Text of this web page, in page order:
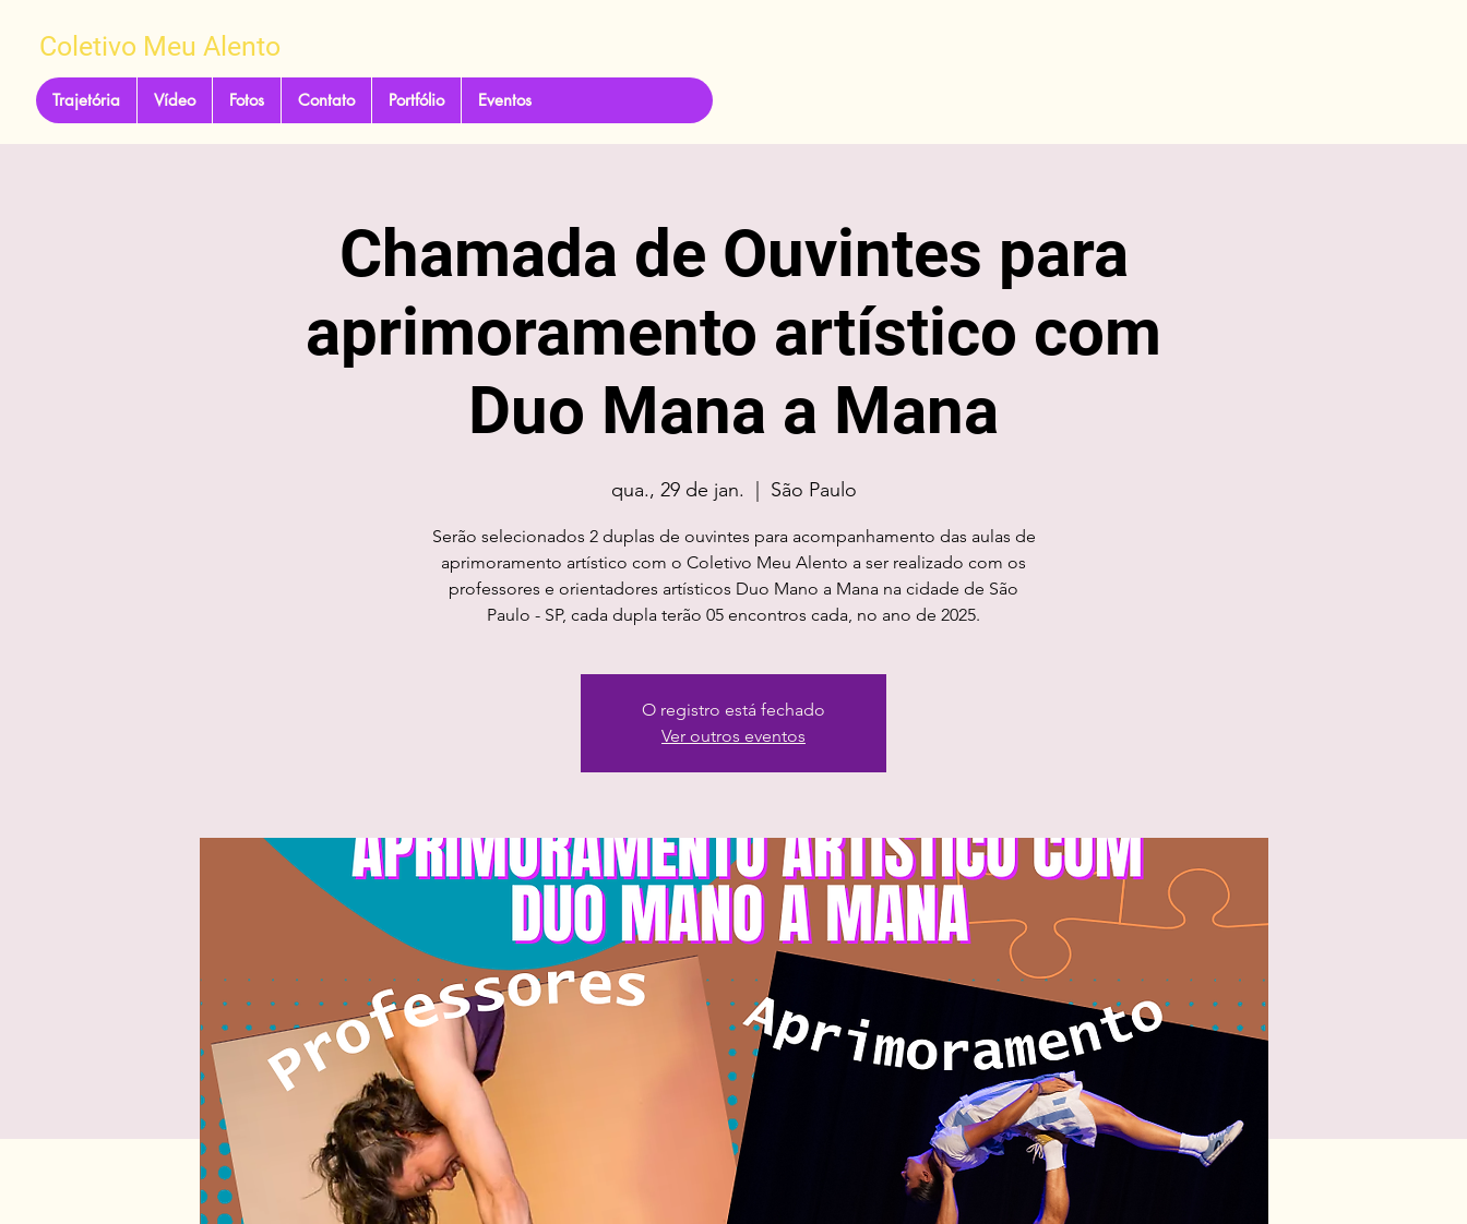
Coletivo Meu Alento
Trajetória Vídeo Fotos Contato Portfólio Eventos
Chamada de Ouvintes para
aprimoramento artístico com
Duo Mana a Mana
qua., 29 de jan. São Paulo
Serão selecionados 2 duplas de ouvintes para acompanhamento das aulas de
aprimoramento artístico com o Coletivo Meu Alento a ser realizado com os
professores e orientadores artísticos Duo Mano a Mana na cidade de São
O registro está fechado
Ver outros eventos